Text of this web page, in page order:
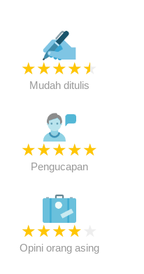
★★★★★
Mudah ditulis
★★★★★
Pengucapan
★★★★
Opini orang asing